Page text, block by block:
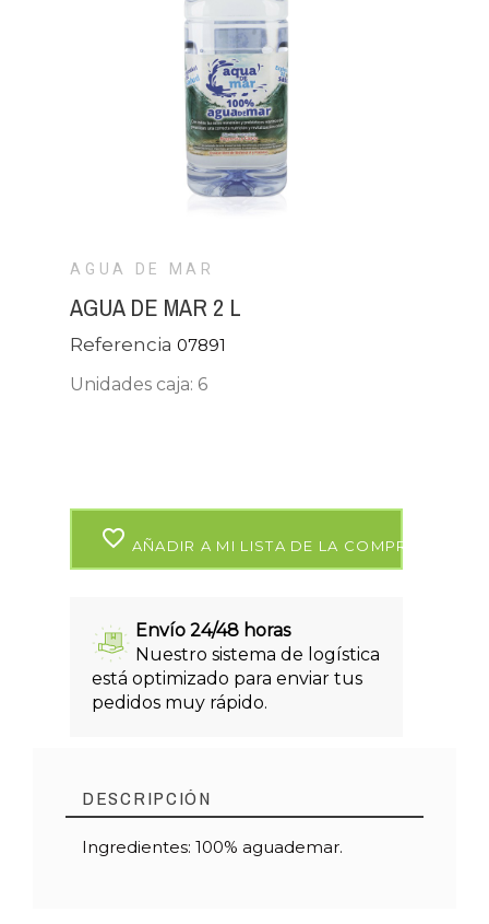
AGUA DE MAR
AGUA DE MAR 2 L
Referencia07891
Unidades caja: 6
favorite_border AÑADIR A MI LISTA DE LA COMPRA
Envío 24/48 horas
Nuestro sistema de logística
está optimizado para enviar tus
pedidos muy rápido.
DESCRIPCIÓN
Ingredientes: 100% aguademar.